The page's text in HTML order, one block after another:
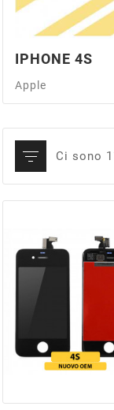
IPHONE 4S
Apple
Ci sono